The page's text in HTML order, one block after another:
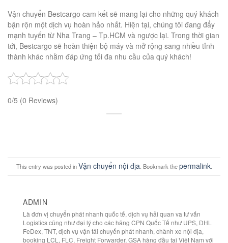
Vận chuyển Bestcargo cam kết sẽ mang lại cho những quý khách
bận rộn một dịch vụ hoàn hảo nhất. Hiện tại, chúng tôi đang đẩy
mạnh tuyến từ Nha Trang – Tp.HCM và ngược lại. Trong thời gian
tới, Bestcargo sẽ hoàn thiện bộ máy và mở rộng sang nhiều tỉnh
thành khác nhằm đáp ứng tối đa nhu cầu của quý khách!
0/5 (0 Reviews)
This entry was posted inVận chuyển nội địa . Bookmark thepermalink.
ADMIN
Là đơn vị chuyển phát nhanh quốc tế, dịch vụ hải quan va tư vấn
Logistics cũng như đại lý cho các hãng CPN Quốc Tế như UPS, DHL
FeDex, TNT, dịch vụ vận tải chuyển phát nhanh, chành xe nội địa,
booking LCL, FLC, Freight Forwarder, GSA hàng đầu tại Việt Nam với